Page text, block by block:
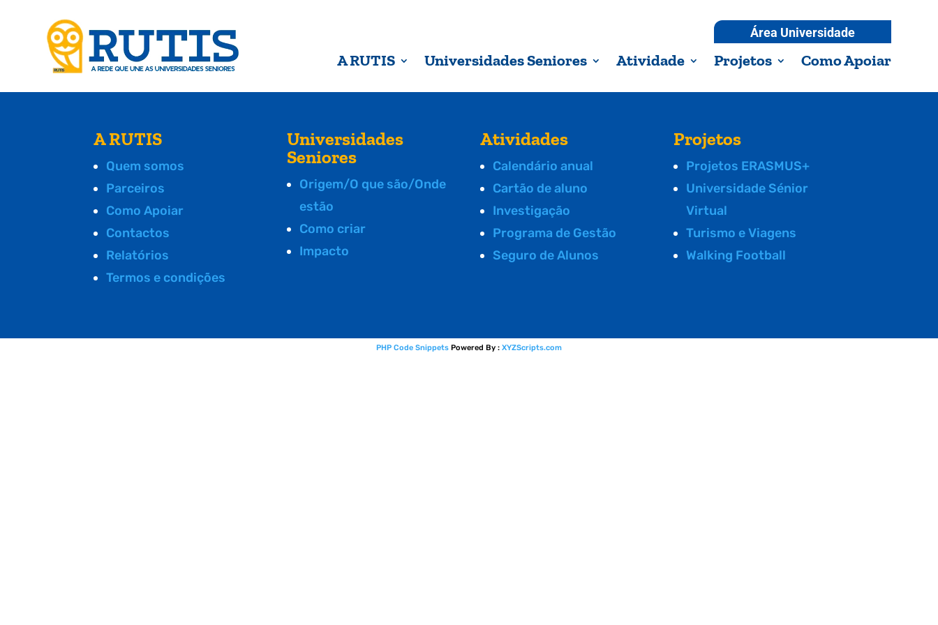
Área Universidade
A RUTIS Universidades Seniores Atividade Projetos Como Apoiar
A RUTIS
Quem somos
Parceiros
Como Apoiar
Contactos
Relatórios
Termos e condições
Universidades
Seniores
Origem/O que são/Onde
estão
Como criar
Impacto
Atividades
Calendário anual
Cartão de aluno
Investigação
Programa de Gestão
Seguro de Alunos
Projetos
Projetos ERASMUS+
Universidade Sénior
Virtual
Turismo e Viagens
Walking Football
PHP Code Snippets Powered By : XYZScripts.com